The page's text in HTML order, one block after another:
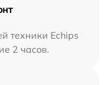
техники Echips
2 часов.